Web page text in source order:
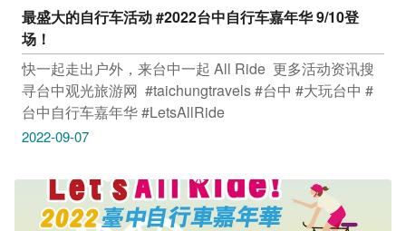
最盛大的自行车活动 #2022台中自行车嘉年华 9/10登
场！ ​
快一起走出户外，来台中一起 All Ride​ ​ 更多活动资讯搜
寻台中观光旅游网​ ​ #taichungtravels #台中​ #大玩台中 #
台中自行车嘉年华 #LetsAllRide
2022-09-07